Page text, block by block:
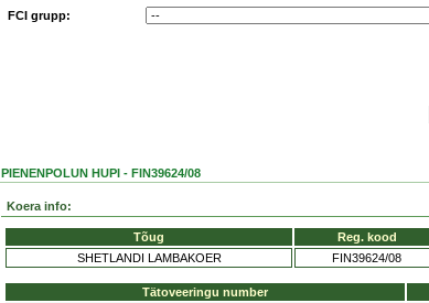
FCI grupp:
PIENENPOLUN HUPI - FIN39624/08
Koera info:
Tõug Reg. kood
SHETLANDI LAMBAKOER
FIN39624/08
Tätoveeringu number